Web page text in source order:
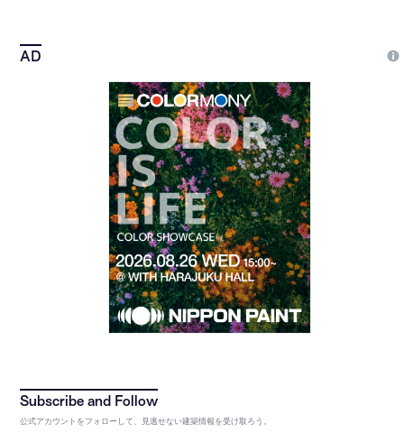
公式アカウントをフォローして、見逃せない建築情報を受け取ろう。